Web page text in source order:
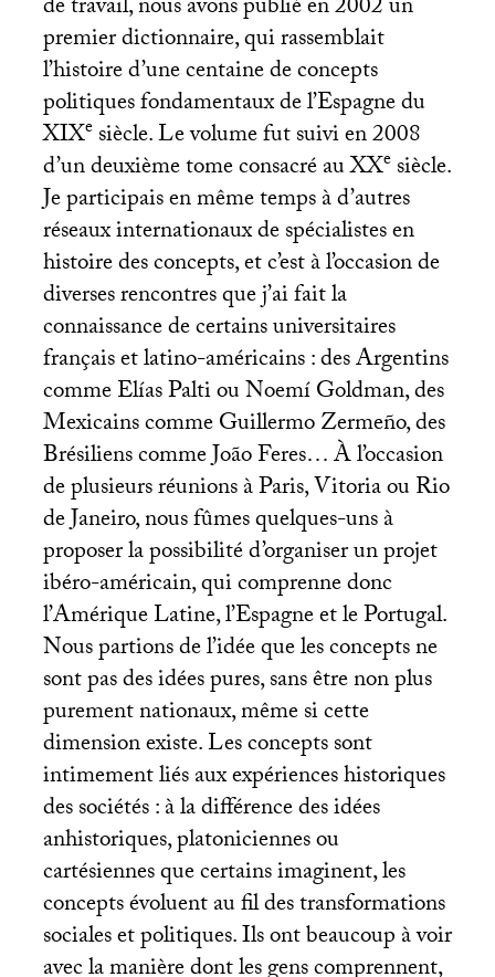
de travail, nous avons publié en 2002 un
premier dictionnaire, qui rassemblait
l’histoire d’une centaine de concepts
politiques fondamentaux de l’Espagne du
XIXesiècle. Le volume fut suivi en 2008
d’un deuxième tome consacré auXXesiècle.
Je participais en même temps à d’autres
réseaux internationaux de spécialistes en
histoire des concepts, et c’est à l’occasion de
diverses rencontres que j’ai fait la
connaissance de certains universitaires
français et latino-américains : des Argentins
comme Elías Palti ou Noemí Goldman, des
Mexicains comme Guillermo Zermeño, des
Brésiliens comme João Feres… À l’occasion
de plusieurs réunions à Paris, Vitoria ou Rio
de Janeiro, nous fûmes quelques-uns à
proposer la possibilité d’organiser un projet
ibéro-américain, qui comprenne donc
l’Amérique Latine, l’Espagne et le Portugal.
Nous partions de l’idée que les concepts ne
sont pas des idées pures, sans être non plus
purement nationaux, même si cette
dimension existe. Les concepts sont
intimement liés aux expériences historiques
des sociétés : à la différence des idées
anhistoriques, platoniciennes ou
cartésiennes que certains imaginent, les
concepts évoluent au fil des transformations
sociales et politiques. Ils ont beaucoup à voir